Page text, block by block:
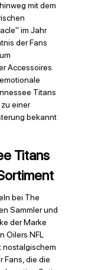
mit dem
im Jahr
der Fans
Accessoires
Titans
einer
bekannt
Titans
bei The
Sammler und
der Marke
Oilers NFL
nostalgischem
Fans, die die